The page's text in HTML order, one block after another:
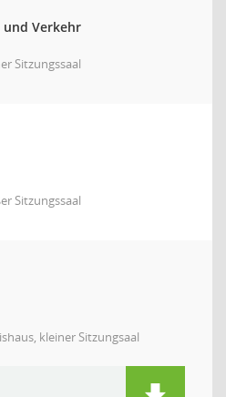
Verkehr
Sitzungssaal
Sitzungssaal
kleiner Sitzungsaal